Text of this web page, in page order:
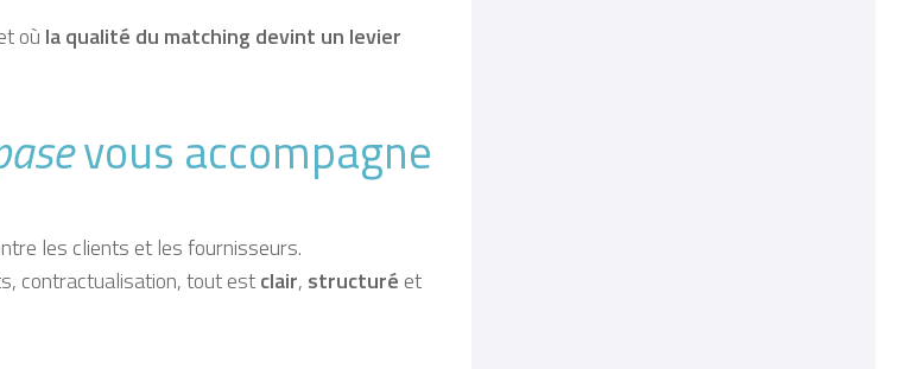
où la qualité du matching devint un levier
vous accompagne
les clients et les fournisseurs.
contractualisation, tout estclair, structuré et